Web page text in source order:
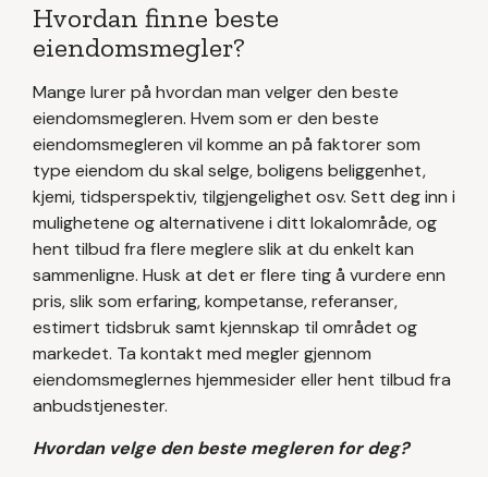
Hvordan finne beste
eiendomsmegler?
Mange lurer på hvordan man velger den beste
eiendomsmegleren. Hvem som er den beste
eiendomsmegleren vil komme an på faktorer som
type eiendom du skal selge, boligens beliggenhet,
kjemi, tidsperspektiv, tilgjengelighet osv. Sett deg inn i
mulighetene og alternativene i ditt lokalområde, og
hent tilbud fra flere meglere slik at du enkelt kan
sammenligne. Husk at det er flere ting å vurdere enn
pris, slik som erfaring, kompetanse, referanser,
estimert tidsbruk samt kjennskap til området og
markedet. Ta kontakt med megler gjennom
eiendomsmeglernes hjemmesider eller hent tilbud fra
anbudstjenester.
Hvordan velge den beste megleren for deg?